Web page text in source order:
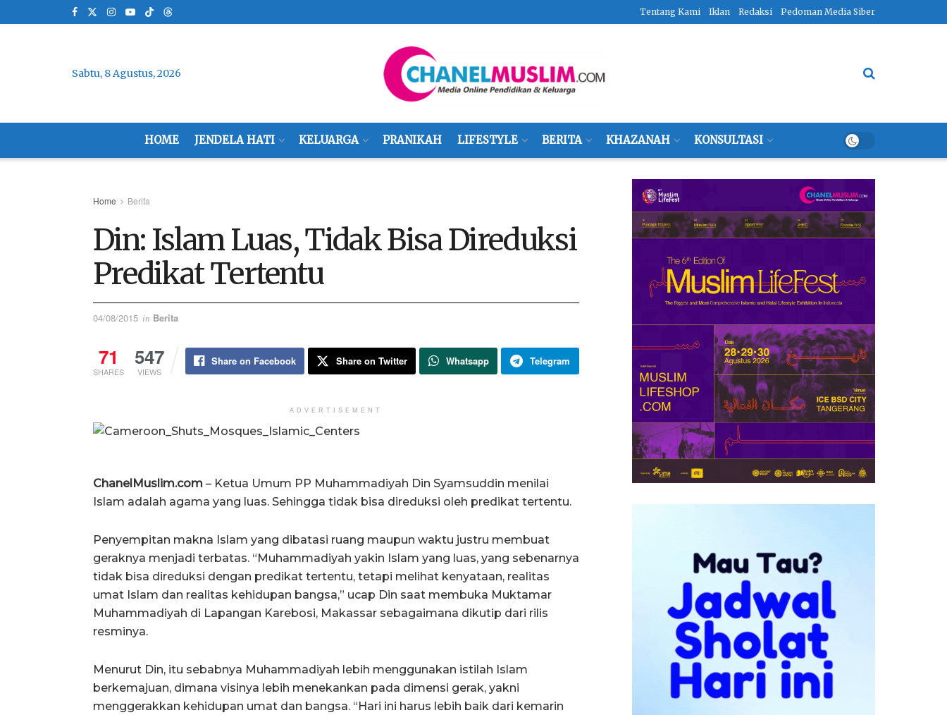
Tentang Kami Iklan Redaksi Pedoman Media Siber
Sabtu, 8 Agustus, 2026
HOME JENDELA HATI KELUARGA PRANIKAH LIFESTYLE BERITA KHAZANAH KONSULTASI
Home Berita
Din: Islam Luas, Tidak Bisa Direduksi
Predikat Tertentu
04/08/2015 in Berita
71
SHARES
547
VIEWS
Share on Facebook Share on Twitter Whatsapp Telegram
ADVERTISEMENT
ChanelMuslim.com – Ketua Umum PP Muhammadiyah Din Syamsuddin menilai
Islam adalah agama yang luas. Sehingga tidak bisa direduksi oleh predikat tertentu.
Penyempitan makna Islam yang dibatasi ruang maupun waktu justru membuat
geraknya menjadi terbatas. “Muhammadiyah yakin Islam yang luas, yang sebenarnya
tidak bisa direduksi dengan predikat tertentu, tetapi melihat kenyataan, realitas
umat Islam dan realitas kehidupan bangsa,” ucap Din saat membuka Muktamar
Muhammadiyah di Lapangan Karebosi, Makassar sebagaimana dikutip dari rilis
resminya.
Menurut Din, itu sebabnya Muhammadiyah lebih menggunakan istilah Islam
berkemajuan, dimana visinya lebih menekankan pada dimensi gerak, yakni
menggerakkan kehidupan umat dan bangsa. “Hari ini harus lebih baik dari kemarin